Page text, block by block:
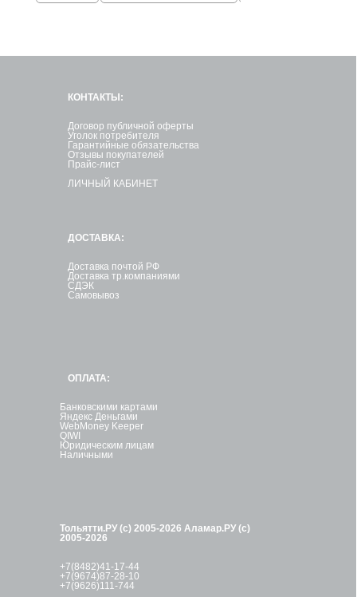
КОНТАКТЫ:
Договор публичной оферты
Уголок потребителя
Гарантийные обязательства
Отзывы покупателей
Прайс-лист
ЛИЧНЫЙ КАБИНЕТ
ДОСТАВКА:
Доставка почтой РФ
Доставка тр.компаниями
СДЭК
Самовывоз
ОПЛАТА:
Банковскими картами
Яндекс Деньгами
WebMoney Keeper
QIWI
Юридическим лицам
Наличными
Тольятти.РУ (с) 2005-2026 Аламар.РУ (с)
2005-2026
+7(8482)41-17-44
+7(9674)87-28-10
+7(9626)111-744